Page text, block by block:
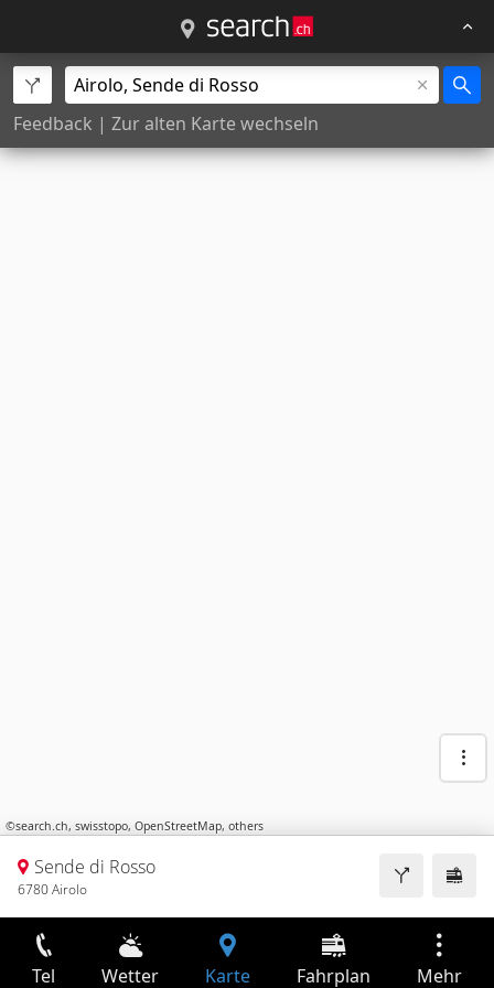
Feedback | Zur alten Karte wechseln
©search.ch, swisstopo, OpenStreetMap, others
Sende di Rosso
6780 Airolo
Tel Wetter Karte Fahrplan Mehr